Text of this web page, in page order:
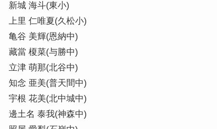
新城 海斗(東小)
上里 仁唯夏(久松小)
亀谷 美輝(恩納中)
藏當 榎菜(与勝中)
立津 萌那(北谷中)
知念 亜美(普天間中)
宇根 花美(北中城中)
邊土名 泰我(神森中)